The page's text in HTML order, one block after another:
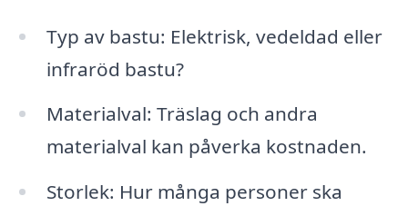
Typ av bastu: Elektrisk, vedeldad eller
infraröd bastu?
Materialval: Träslag och andra
materialval kan påverka kostnaden.
Storlek: Hur många personer ska